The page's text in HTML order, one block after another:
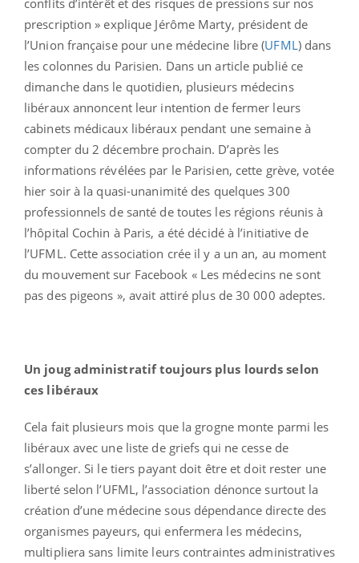
prescription » explique Jérôme Marty, président de
l’Union française pour une médecine libre (UFML) dans
les colonnes du Parisien. Dans un article publié ce
dimanche dans le quotidien, plusieurs médecins
libéraux annoncent leur intention de fermer leurs
cabinets médicaux libéraux pendant une semaine à
compter du 2 décembre prochain. D’après les
informations révélées par le Parisien, cette grève, votée
hier soir à la quasi-unanimité des quelques 300
professionnels de santé de toutes les régions réunis à
l’hôpital Cochin à Paris, a été décidé à l’initiative de
l’UFML. Cette association crée il y a un an, au moment
du mouvement sur Facebook « Les médecins ne sont
pas des pigeons », avait attiré plus de 30 000 adeptes.
Un joug administratif toujours plus lourds selon
ces libéraux
Cela fait plusieurs mois que la grogne monte parmi les
libéraux avec une liste de griefs qui ne cesse de
s’allonger. Si le tiers payant doit être et doit rester une
liberté selon l’UFML, l’association dénonce surtout la
création d’une médecine sous dépendance directe des
organismes payeurs, qui enfermera les médecins,
multipliera sans limite leurs contraintes administratives